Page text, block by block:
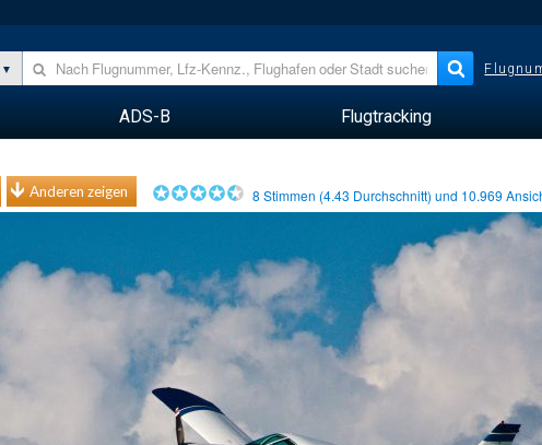
ADS-B Flugtracking
Anderen zeigen 8 Stimmen (4.43 Durchschnitt) und 10.969